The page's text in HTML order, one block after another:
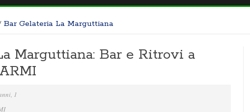
Bar Gelateria La Marguttiana
Marguttiana: Bar e Ritrovi a
1